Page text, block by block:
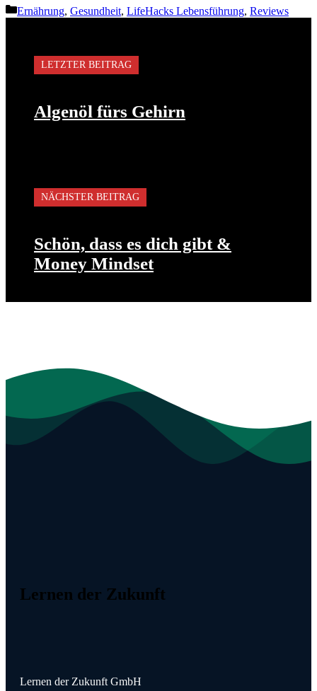
Kategorien
Ernährung, Gesundheit, LifeHacks Lebensführung, Reviews
LETZTER BEITRAG
Algenöl fürs Gehirn
NÄCHSTER BEITRAG
Schön, dass es dich gibt &
Money Mindset
Lernen der Zukunft
Lernen der Zukunft GmbH